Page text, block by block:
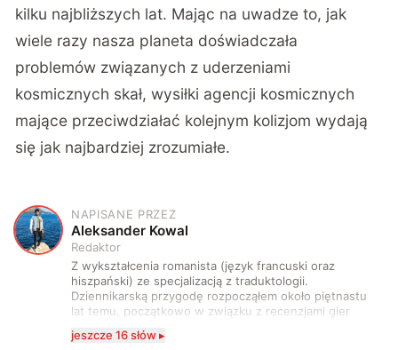
kilku najbliższych lat. Mając na uwadze to, jak
wiele razy nasza planeta doświadczała
problemów związanych z uderzeniami
kosmicznych skał, wysiłki agencji kosmicznych
mające przeciwdziałać kolejnym kolizjom wydają
się jak najbardziej zrozumiałe.
A
NAPISANE PRZEZ
Aleksander Kowal
Redaktor
Z wykształcenia romanista (język francuski oraz
hiszpański) ze specjalizacją z traduktologii.
Dziennikarską przygodę rozpocząłem około piętnastu
lat temu, początkowo w związku z recenzjami gier
komputerowych i filmów. Obecnie publikuję
zdecydowanie częściej na tematy związane z nauką
jeszcze 16 słów ▸